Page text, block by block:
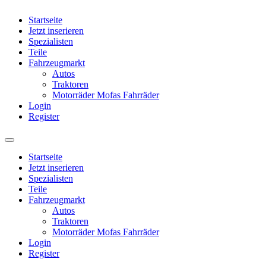
Startseite
Jetzt inserieren
Spezialisten
Teile
Fahrzeugmarkt
Autos
Traktoren
Motorräder Mofas Fahrräder
Login
Register
Startseite
Jetzt inserieren
Spezialisten
Teile
Fahrzeugmarkt
Autos
Traktoren
Motorräder Mofas Fahrräder
Login
Register